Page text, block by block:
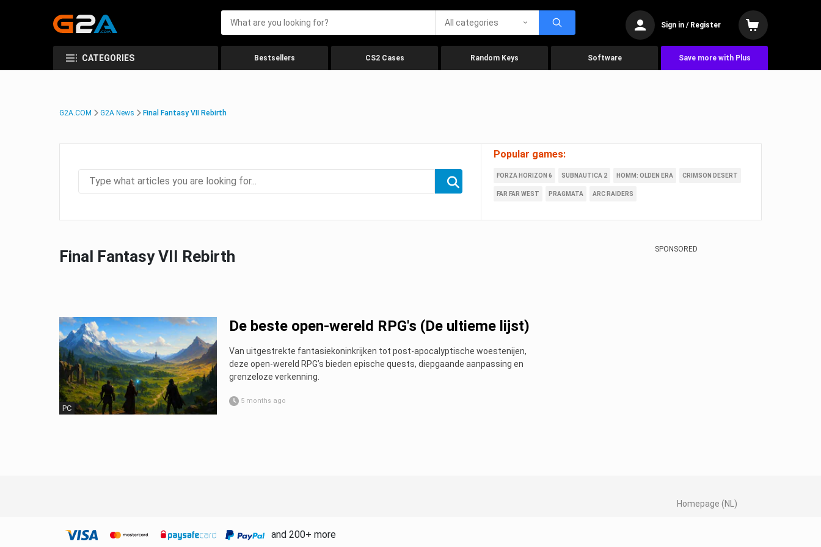
All categories Sign in / Register
CATEGORIES Bestsellers CS2 Cases Random Keys Software Save more with Plus
G2A.COM G2A News Final Fantasy VII Rebirth
Popular games:
FORZA HORIZON 6 SUBNAUTICA 2 HOMM: OLDEN ERA CRIMSON DESERT
FAR FAR WEST PRAGMATA ARC RAIDERS
Final Fantasy VII Rebirth
PC
De beste open-wereld RPG's (De ultieme lijst)
Van uitgestrekte fantasiekoninkrijken tot post-apocalyptische woestenijen,
deze open-wereld RPG’s bieden epische quests, diepgaande aanpassing en
grenzeloze verkenning.
5 months ago
SPONSORED
Homepage (NL)
and 200+ more